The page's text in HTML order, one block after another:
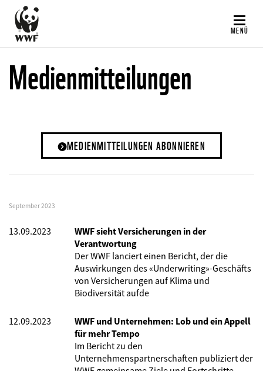
Direkt
zum
Inhalt
MENÜ
Medienmitteilungen
MEDIENMITTEILUNGEN ABONNIEREN
September 2023
13.09.2023
WWF sieht Versicherungen in der
Verantwortung
Der WWF lanciert einen Bericht, derdie
Auswirkungen des «Underwriting»-Geschäfts
­von Versicherungen auf Klima und
Biodiversität aufde
12.09.2023
WWF und Unternehmen: Lob und ein Appell
für mehr Tempo
Im Bericht zu den
Unternehmenspartnerschaften publiziert der